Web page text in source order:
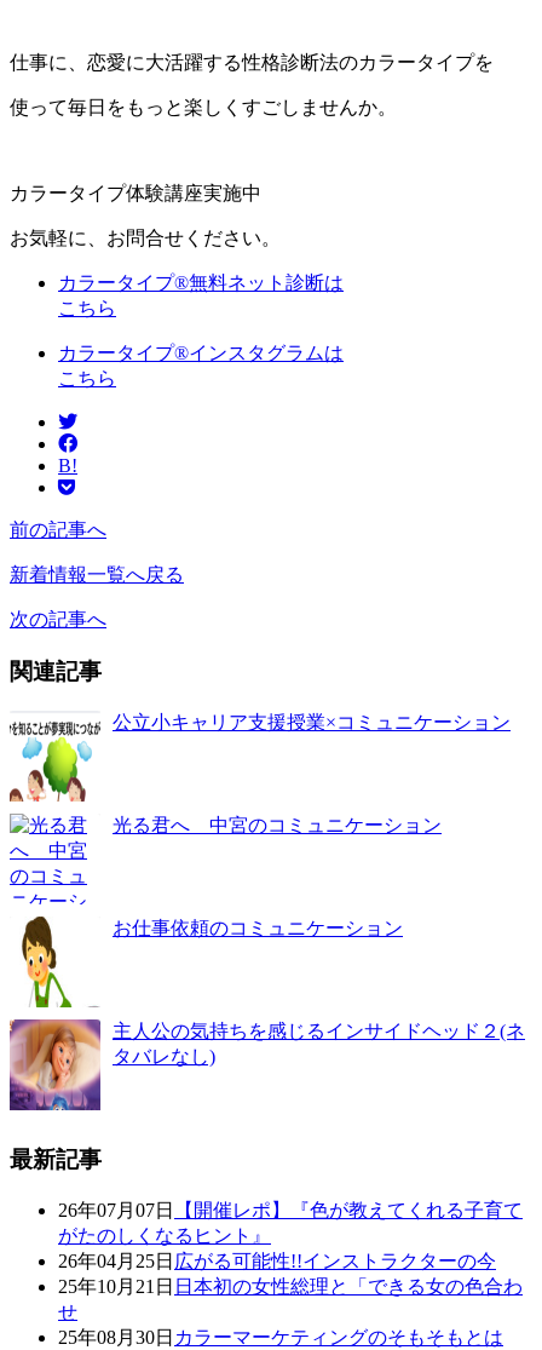
仕事に、恋愛に大活躍する性格診断法のカラータイプを
使って毎日をもっと楽しくすごしませんか。
カラータイプ体験講座実施中
お気軽に、お問合せください。
カラータイプ®無料ネット診断は
こちら
カラータイプ®インスタグラムは
こちら
B!
前の記事へ
新着情報一覧へ戻る
次の記事へ
関連記事
公立小キャリア支援授業×コミュニケーション
光る君へ 中宮のコミュニケーション
お仕事依頼のコミュニケーション
主人公の気持ちを感じるインサイドヘッド２(ネ
タバレなし)
最新記事
26年07月07日
【開催レポ】『色が教えてくれる子育て
がたのしくなるヒント』
26年04月25日 広がる可能性!!インストラクターの今
25年10月21日 日本初の女性総理と「できる女の色合わ
せ
25年08月30日 カラーマーケティングのそもそもとは